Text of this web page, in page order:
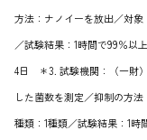
方法：ナノイーを放出／対
／試験結果：1時間で99％以
4日 ＊3. 試験機関：（一財
した菌数を測定／抑制の方
種類：1種類／試験結果：1時